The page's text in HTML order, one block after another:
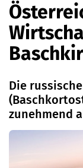
Die
zunehmend